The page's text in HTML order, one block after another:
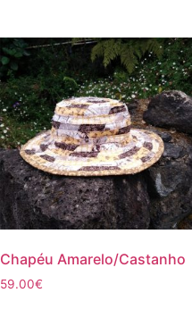
Chapéu Amarelo/Castanho
59.00€